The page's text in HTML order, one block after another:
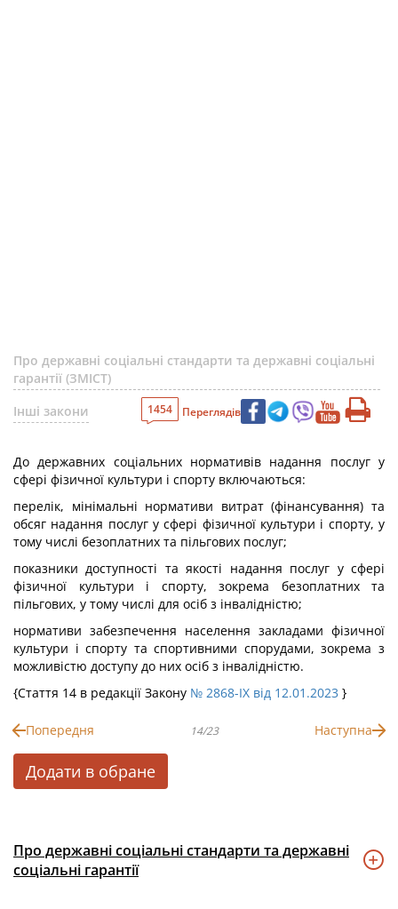
Про державні соціальні стандарти та державні соціальні
гарантії (ЗМІСТ)
Інші закони
1454 Переглядів
До державних соціальних нормативів надання послуг у
сфері фізичної культури і спорту включаються:
перелік, мінімальні нормативи витрат (фінансування) та
обсяг надання послуг у сфері фізичної культури і спорту, у
тому числі безоплатних та пільгових послуг;
показники доступності та якості надання послуг у сфері
фізичної культури і спорту, зокрема безоплатних та
пільгових, у тому числі для осіб з інвалідністю;
нормативи забезпечення населення закладами фізичної
культури і спорту та спортивними спорудами, зокрема з
можливістю доступу до них осіб з інвалідністю.
{Стаття 14 в редакції Закону № 2868-IX від 12.01.2023 }
Попередня 14/23 Наступна
Додати в обране
Про державні соціальні стандарти та державні
соціальні гарантії